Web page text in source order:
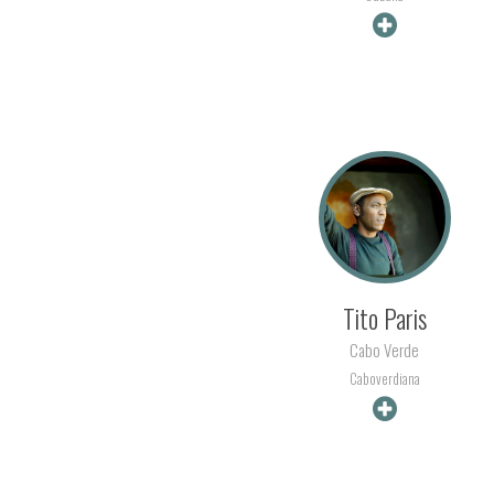
Tito Paris
Cabo Verde
Caboverdiana